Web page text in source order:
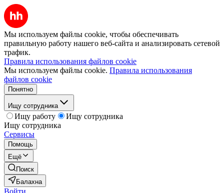
Мы используем файлы cookie, чтобы обеспечивать
правильную работу нашего веб-сайта и анализировать сетевой
трафик.
Правила использования файлов cookie
Мы используем файлы cookie. Правила использования
файлов cookie
Понятно
Ищу сотрудника
Ищу работу
Ищу сотрудника
Ищу сотрудника
Сервисы
Помощь
Ещё
Поиск
Балахна
Войти